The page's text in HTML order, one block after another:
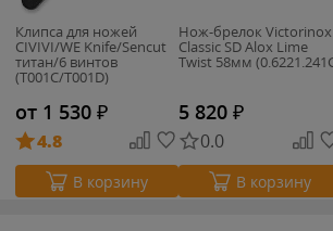
Клипса для ножей
CIVIVI/WE Knife/Sencut
титан/6 винтов
(T001C/T001D)
от 1 530 ₽
4.8
В корзину
Нож-брелок Victorinox
Classic SD Alox Lime
Twist 58мм
5 820 ₽
0.0
В корзину